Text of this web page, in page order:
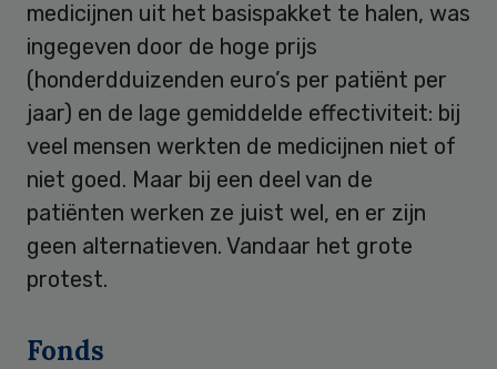
medicijnen uit het basispakket te halen, was
ingegeven door de hoge prijs
(honderdduizenden euro’s per patiënt per
jaar) en de lage gemiddelde effectiviteit: bij
veel mensen werkten de medicijnen niet of
niet goed. Maar bij een deel van de
patiënten werken ze juist wel, en er zijn
geen alternatieven. Vandaar het grote
protest.
Fonds